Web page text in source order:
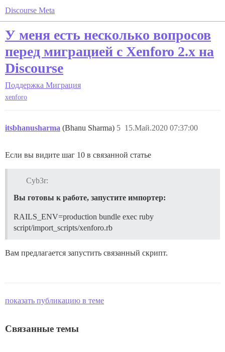
Discourse Meta
У меня есть несколько вопросов
перед миграцией с Xenforo 2.x на
Discourse
Поддержка Миграция
xenforo
itsbhanusharma (Bhanu Sharma) 15.Май.2020 07:37:00
5
Если вы видите шаг 10 в связанной статье
Cyb3r:
Вы готовы к работе, запустите импортер:
RAILS_ENV=production bundle exec ruby
script/import_scripts/xenforo.rb
Вам предлагается запустить связанный скрипт.
показать публикацию в теме
Связанные темы